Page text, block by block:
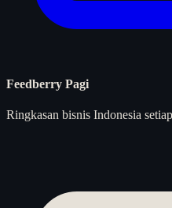
Feedberry Pagi
Ringkasan bisnis Indonesia